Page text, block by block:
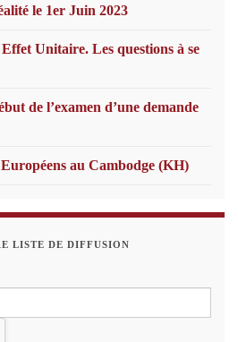
le 1er Juin 2023
Unitaire. Les questions à se
de l’examen d’une demande
au Cambodge (KH)
LISTE DE DIFFUSION